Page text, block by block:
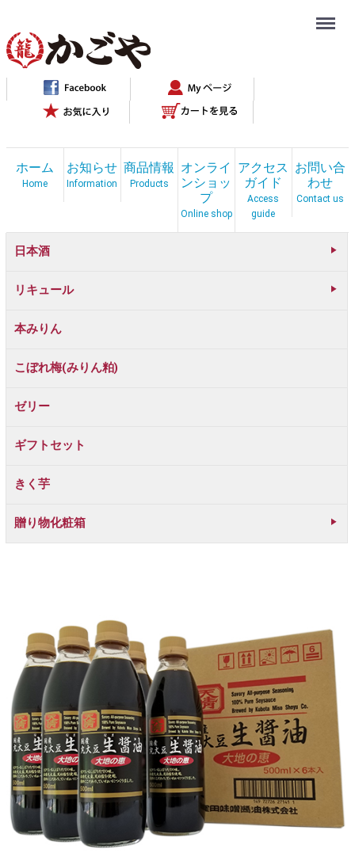
ホーム
Home
お知らせ
Information
商品情報
Products
オンライ
ンショッ
プ
Online shop
アクセス
ガイド
Access
guide
お問い合
わせ
Contact us
Menu
日本酒
リキュール
本みりん
こぼれ梅(みりん粕)
ゼリー
ギフトセット
きく芋
贈り物化粧箱